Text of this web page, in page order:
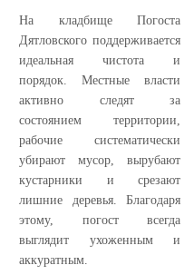
На кладбище Погоста
Дятловского поддерживается
идеальная чистота и
порядок. Местные власти
активно следят за
состоянием территории,
рабочие систематически
убирают мусор, вырубают
кустарники и срезают
лишние деревья. Благодаря
этому, погост всегда
выглядит ухоженным и
аккуратным.